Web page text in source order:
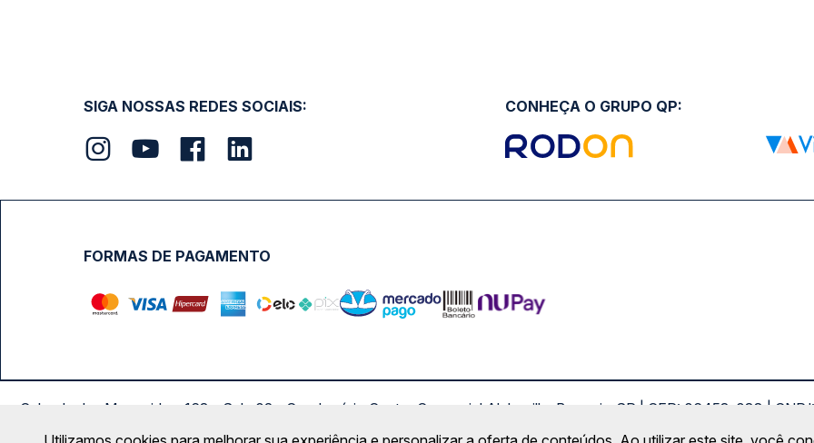
SIGA NOSSAS REDES SOCIAIS: CONHEÇA O GRUPO QP:
FORMAS DE PAGAMENTO
Calçada das Margaridas, 163 - Sala 02 - Condomínio Centro Comercial Alphaville, Barueri - SP | CEP: 06453-038 |
Copyright 2026 © QueroPassagem.com.br